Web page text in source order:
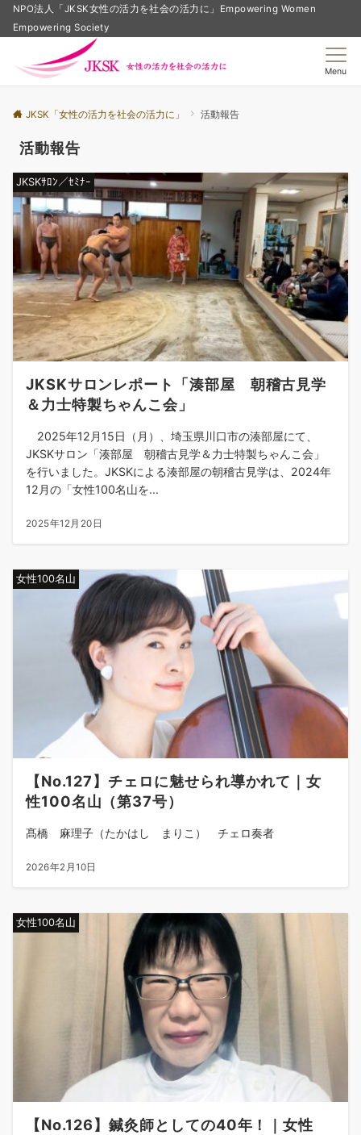
NPO法人「JKSK女性の活力を社会の活力に」Empowering Women
Empowering Society
Menu
JKSK「女性の活力を社会の活力に」 活動報告
活動報告
JKSKｻﾛﾝ／ｾﾐﾅｰ
JKSKサロンレポート「湊部屋 朝稽古見学
＆力士特製ちゃんこ会」
2025年12月15日（月）、埼玉県川口市の湊部屋にて、
JKSKサロン「湊部屋 朝稽古見学＆力士特製ちゃんこ会」
を行いました。JKSKによる湊部屋の朝稽古見学は、2024年
12月の「女性100名山を...
2025年12月20日
女性100名山
【No.127】チェロに魅せられ導かれて｜女
性100名山（第37号）
髙橋 麻理子（たかはし まりこ） チェロ奏者
2026年2月10日
女性100名山
【No.126】鍼灸師としての40年！｜女性